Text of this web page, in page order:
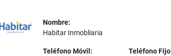
Nombre:
Habitar Inmobliaria
Teléfono Móvil:
Teléfono